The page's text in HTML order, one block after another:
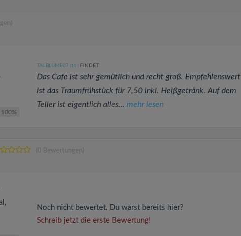
100%
TALBLUME07 (10 )FINDET:
Das Cafe ist sehr gemütlich und recht groß. Empfehlenswert
ist das Traumfrühstück für 7,50 inkl. Heißgetränk. Auf dem
Teller ist eigentlich alles... mehr lesen
(0 Bewertungen)
Noch nicht bewertet. Du warst bereits hier?
Schreib jetzt die erste Bewertung!